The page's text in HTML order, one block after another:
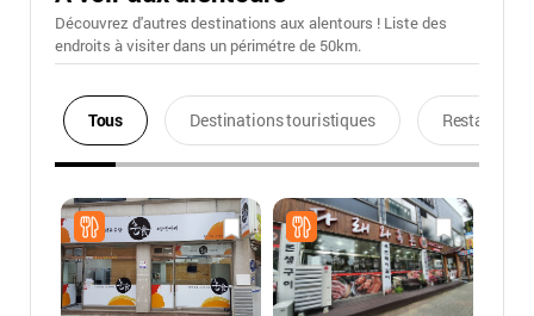
Découvrez d'autres destinations aux alentours ! Liste des
endroits à visiter dans un périmétre de 50km.
Tous Destinations touristiques Restaurants